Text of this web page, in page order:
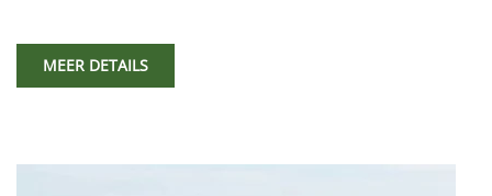
MEER DETAILS